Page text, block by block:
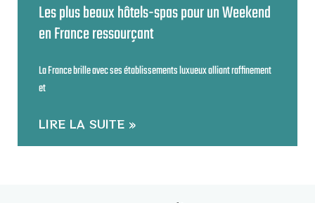
Les plus beaux hôtels-spas pour un Weekend
en France ressourçant
La France brille avec ses établissements luxueux alliant raffinement
et
LIRE LA SUITE »